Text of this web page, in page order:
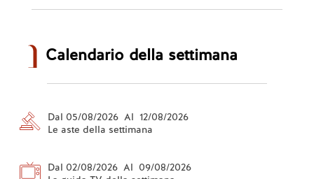
Calendario della settimana
Dal 05/08/2026 Al 12/08/2026
Le aste della settimana
Dal 02/08/2026 Al 09/08/2026